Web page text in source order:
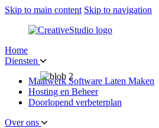
Skip to main content Skip to navigation
Home
Diensten
Maatwerk Software Laten Maken
Hosting en Beheer
Doorlopend verbeterplan
Over ons